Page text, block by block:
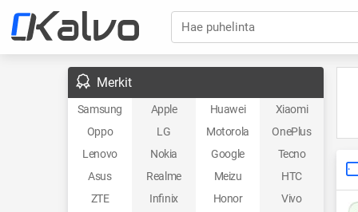
Hae puhelinta
Merkit
Samsung Apple Huawei
Xiaomi
Oppo
LG Motorola
OnePlus
Lenovo
Nokia Google
Tecno
Asus
Realme Meizu
HTC
ZTE
Infinix Honor
Vivo